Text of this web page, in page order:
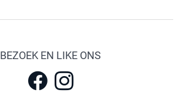
BEZOEK EN LIKE ONS